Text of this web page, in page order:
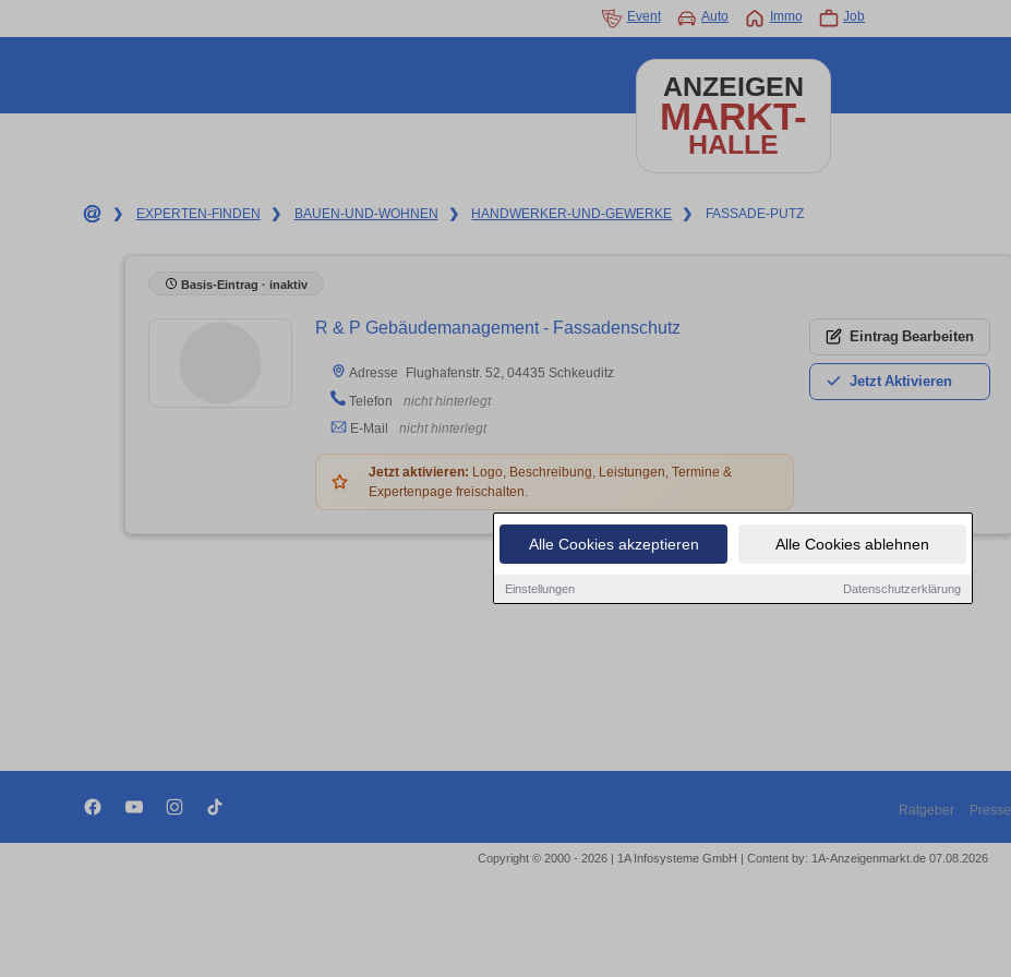
Alle Cookies akzeptieren Alle Cookies ablehnen
Einstellungen Datenschutzerklärung
Event Auto Immo Job
ANZEIGEN
MARKT-
HALLE
❯ EXPERTEN-FINDEN ❯ BAUEN-UND-WOHNEN ❯ HANDWERKER-UND-GEWERKE ❯ FASSADE-PUTZ
Basis-Eintrag · inaktiv
R & P Gebäudemanagement - Fassadenschutz
Adresse
Flughafenstr. 52, 04435 Schkeuditz
Telefon
nicht hinterlegt
E-Mail
nicht hinterlegt
Jetzt aktivieren: Logo, Beschreibung, Leistungen, Termine &
Expertenpage freischalten.
Eintrag Bearbeiten
Jetzt Aktivieren
Ratgeber Presse
Copyright © 2000 - 2026 | 1A Infosysteme GmbH | Content by: 1A-Anzeigenmarkt.de 07.08.2026